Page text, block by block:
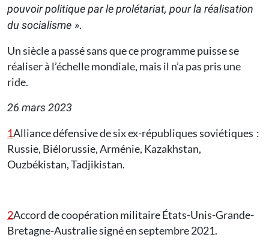
pouvoir politique par le prolétariat, pour la réalisation
du socialisme ».
Un siècle a passé sans que ce programme puisse se
réaliser à l’échelle mondiale, mais il n’a pas pris une
ride.
26 mars 2023
1Alliance défensive de six ex-républiques soviétiques :
Russie, Biélorussie, Arménie, Kazakhstan,
Ouzbékistan, Tadjikistan.
2Accord de coopération militaire États-Unis-Grande-
Bretagne-Australie signé en septembre 2021.